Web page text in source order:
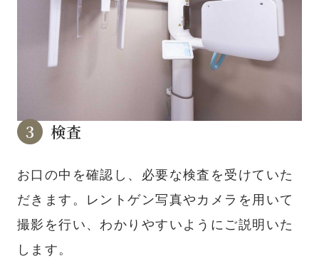
検査
お口の中を確認し、必要な検査を受けていた
だきます。レントゲン写真やカメラを用いて
撮影を行い、わかりやすいようにご説明いた
します。